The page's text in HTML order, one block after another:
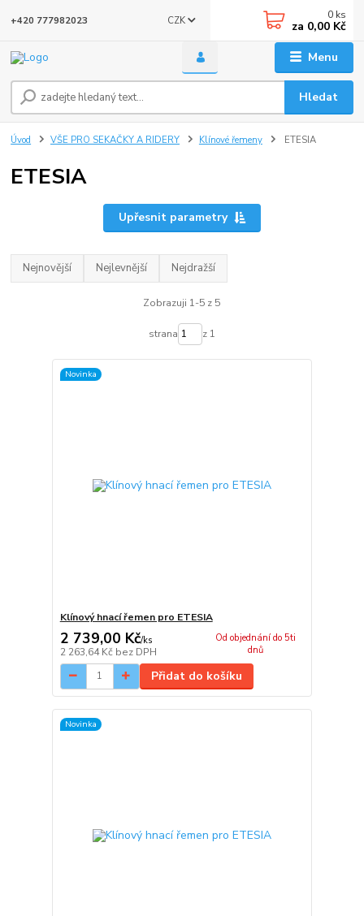
Menu
CZK
Hledat
+420 777982023 0 ks
za 0,00 Kč
Úvod VŠE PRO SEKAČKY A RIDERY Klínové řemeny ETESIA
ETESIA
Upřesnit parametry
Nejnovější Nejlevnější Nejdražší
Zobrazuji 1-5 z 5
strana z 1
Novinka
Klínový hnací řemen pro ETESIA
2 739,00 Kč/ks
2 263,64 Kč bez DPH
Od objednání do 5ti
dnů
Přidat do košíku
Novinka